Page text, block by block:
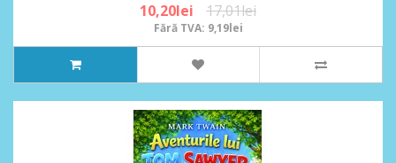
10,20lei 17,01lei
Fără TVA: 9,19lei